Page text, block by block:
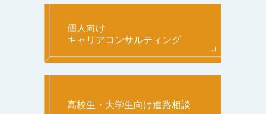
個人向け
キャリアコンサルティング
高校生・大学生向け進路相談